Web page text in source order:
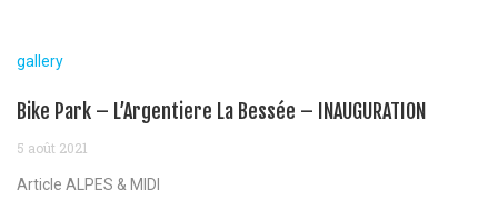
gallery
Bike Park – L’Argentiere La Bessée – INAUGURATION
5 août 2021
Article ALPES & MIDI